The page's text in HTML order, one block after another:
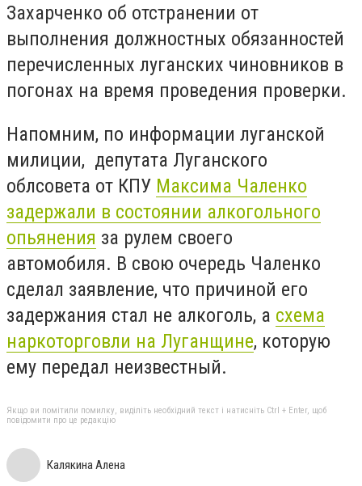
Захарченко об отстранении от
выполнения должностных обязанностей
перечисленных луганских чиновников в
погонах на время проведения проверки.
Напомним, по информации луганской
милиции, депутата Луганского
облсовета от КПУ Максима Чаленко
задержали в состоянии алкогольного
опьянения за рулем своего
автомобиля. В свою очередь Чаленко
сделал заявление, что причиной его
задержания стал не алкоголь, а схема
наркоторговли на Луганщине, которую
ему передал неизвестный.
Якщо ви помітили помилку, виділіть необхідний текст і натисніть Ctrl + Enter, щоб
повідомити про це редакцію
Калякина Алена